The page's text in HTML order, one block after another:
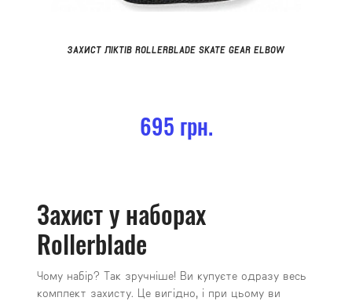
ЗАХИСТ ЛІКТІВ ROLLERBLADE SKATE GEAR ELBOW
695 грн.
Захист у наборах
Rollerblade
Чому набір? Так зручніше! Ви купуєте одразу весь
комплект захисту. Це вигідно, і при цьому ви